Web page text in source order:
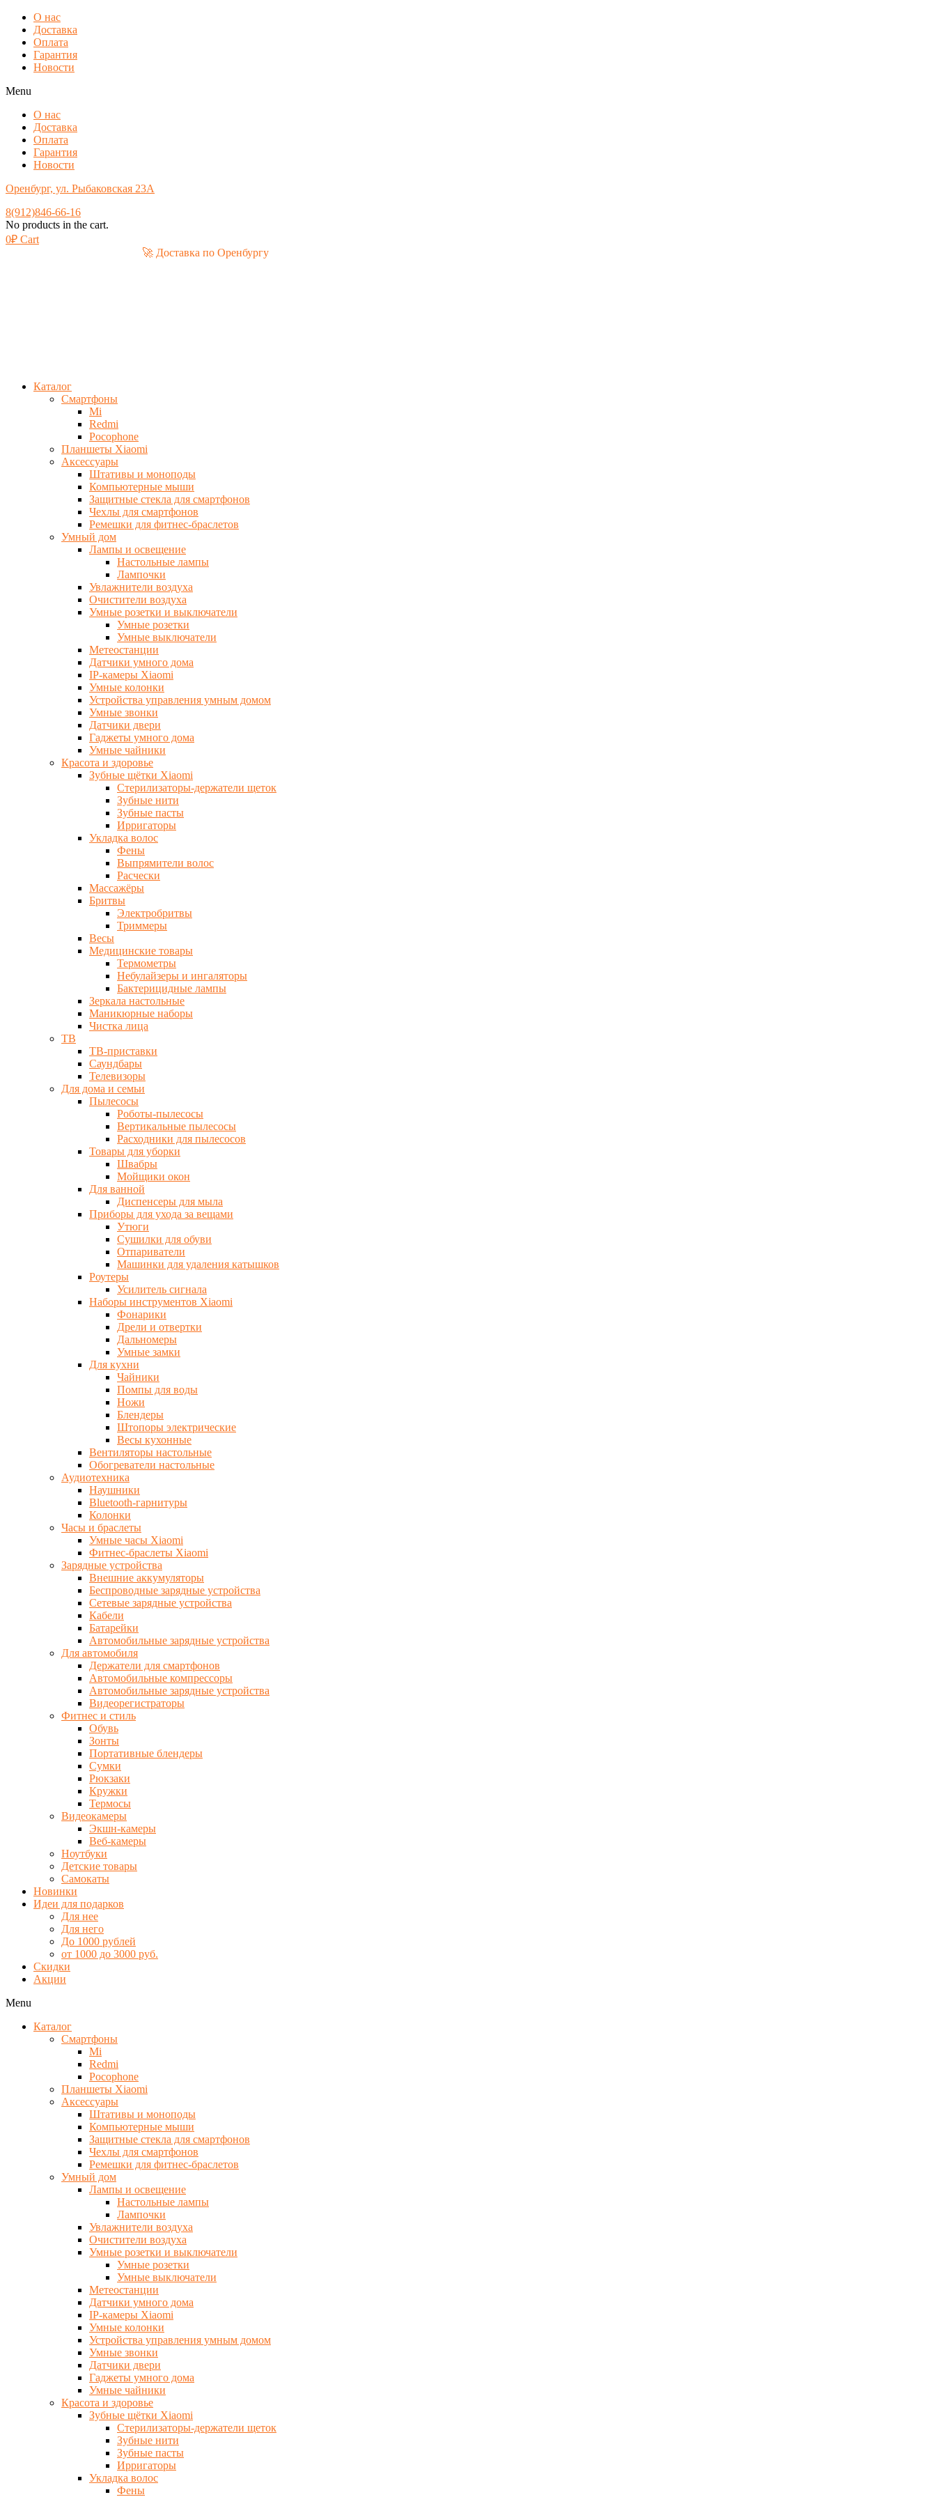
О нас
Доставка
Оплата
Гарантия
Новости
Menu
О нас
Доставка
Оплата
Гарантия
Новости
Оренбург, ул. Рыбаковская 23А
8(912)846-66-16
No products in the cart.
0₽ Cart
🚀 Доставка по Оренбургу
Каталог
Смартфоны
Mi
Redmi
Pocophone
Планшеты Xiaomi
Аксессуары
Штативы и моноподы
Компьютерные мыши
Защитные стекла для смартфонов
Чехлы для смартфонов
Ремешки для фитнес-браслетов
Умный дом
Лампы и освещение
Настольные лампы
Лампочки
Увлажнители воздуха
Очистители воздуха
Умные розетки и выключатели
Умные розетки
Умные выключатели
Метеостанции
Датчики умного дома
IP-камеры Xiaomi
Умные колонки
Устройства управления умным домом
Умные звонки
Датчики двери
Гаджеты умного дома
Умные чайники
Красота и здоровье
Зубные щётки Xiaomi
Стерилизаторы-держатели щеток
Зубные нити
Зубные пасты
Ирригаторы
Укладка волос
Фены
Выпрямители волос
Расчески
Массажёры
Бритвы
Электробритвы
Триммеры
Весы
Медицинские товары
Термометры
Небулайзеры и ингаляторы
Бактерицидные лампы
Зеркала настольные
Маникюрные наборы
Чистка лица
ТВ
ТВ-приставки
Саундбары
Телевизоры
Для дома и семьи
Пылесосы
Роботы-пылесосы
Вертикальные пылесосы
Расходники для пылесосов
Товары для уборки
Швабры
Мойщики окон
Для ванной
Диспенсеры для мыла
Приборы для ухода за вещами
Утюги
Сушилки для обуви
Отпариватели
Машинки для удаления катышков
Роутеры
Усилитель сигнала
Наборы инструментов Xiaomi
Фонарики
Дрели и отвертки
Дальномеры
Умные замки
Для кухни
Чайники
Помпы для воды
Ножи
Блендеры
Штопоры электрические
Весы кухонные
Вентиляторы настольные
Обогреватели настольные
Аудиотехника
Наушники
Bluetooth-гарнитуры
Колонки
Часы и браслеты
Умные часы Xiaomi
Фитнес-браслеты Xiaomi
Зарядные устройства
Внешние аккумуляторы
Беспроводные зарядные устройства
Сетевые зарядные устройства
Кабели
Батарейки
Автомобильные зарядные устройства
Для автомобиля
Держатели для смартфонов
Автомобильные компрессоры
Автомобильные зарядные устройства
Видеорегистраторы
Фитнес и стиль
Обувь
Зонты
Портативные блендеры
Сумки
Рюкзаки
Кружки
Термосы
Видеокамеры
Экшн-камеры
Веб-камеры
Ноутбуки
Детские товары
Самокаты
Новинки
Идеи для подарков
Для нее
Для него
До 1000 рублей
от 1000 до 3000 руб.
Скидки
Акции
Menu
Каталог
Смартфоны
Mi
Redmi
Pocophone
Планшеты Xiaomi
Аксессуары
Штативы и моноподы
Компьютерные мыши
Защитные стекла для смартфонов
Чехлы для смартфонов
Ремешки для фитнес-браслетов
Умный дом
Лампы и освещение
Настольные лампы
Лампочки
Увлажнители воздуха
Очистители воздуха
Умные розетки и выключатели
Умные розетки
Умные выключатели
Метеостанции
Датчики умного дома
IP-камеры Xiaomi
Умные колонки
Устройства управления умным домом
Умные звонки
Датчики двери
Гаджеты умного дома
Умные чайники
Красота и здоровье
Зубные щётки Xiaomi
Стерилизаторы-держатели щеток
Зубные нити
Зубные пасты
Ирригаторы
Укладка волос
Фены